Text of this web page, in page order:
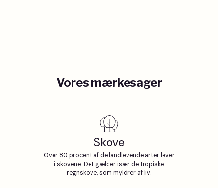
Vores mærkesager
Skove
Over 80 procent af de landlevende arter lever
i skovene. Det gælder især de tropiske
regnskove, som myldrer af liv.